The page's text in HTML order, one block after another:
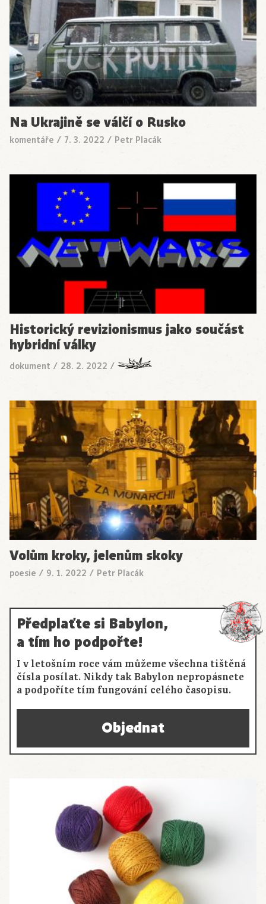
Na Ukrajině se válčí o Rusko
komentáře / 7. 3. 2022 / Petr Placák
Historický revizionismus jako součást
hybridní války
dokument / 28. 2. 2022 /
Volům kroky, jelenům skoky
poesie / 9. 1. 2022 / Petr Placák
Předplaťte si Babylon,
a tím ho podpořte!
I v letošním roce vám můžeme všechna tištěná
čísla posílat. Nikdy tak Babylon nepropásnete
a podpoříte tím fungování celého časopisu.
Objednat